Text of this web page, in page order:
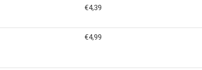
€4,39
€4,99